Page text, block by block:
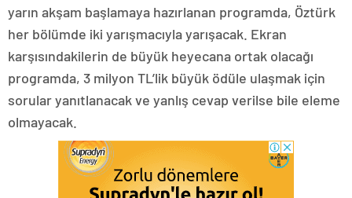
yarın akşam başlamaya hazırlanan programda, Öztürk
her bölümde iki yarışmacıyla yarışacak. Ekran
karşısındakilerin de büyük heyecana ortak olacağı
programda, 3 milyon TL’lik büyük ödüle ulaşmak için
sorular yanıtlanacak ve yanlış cevap verilse bile eleme
olmayacak.